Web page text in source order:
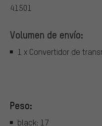
41501
Volumen de envío:
1 x Convertidor de
Peso:
black: 17